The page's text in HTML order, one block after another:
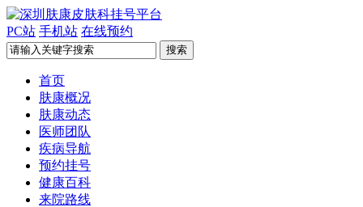
PC站 手机站 在线预约
首页
肤康概况
肤康动态
医师团队
疾病导航
预约挂号
健康百科
来院路线